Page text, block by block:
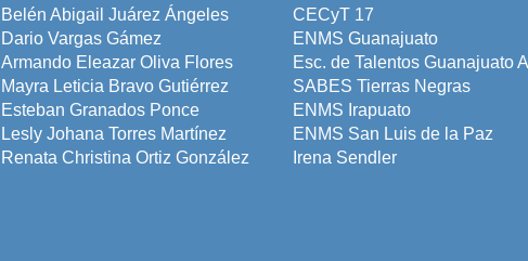
Belén Abigail Juárez Ángeles
CECyT 17
Dario Vargas Gámez
ENMS Guanajuato
Armando Eleazar Oliva Flores
Esc. de Talentos Guanajuato
Mayra Leticia Bravo Gutiérrez
SABES Tierras Negras
Esteban Granados Ponce
ENMS Irapuato
Lesly Johana Torres Martínez
ENMS San Luis de la Paz
Renata Christina Ortiz González
Irena Sendler